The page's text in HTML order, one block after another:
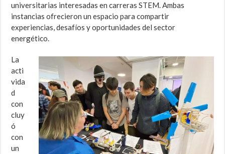
universitarias interesadas en carreras STEM. Ambas
instancias ofrecieron un espacio para compartir
experiencias, desafíos y oportunidades del sector
energético.
La
acti
vida
d
con
cluy
ó
con
un